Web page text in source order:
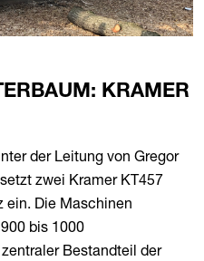
KRAMER
der Leitung von Gregor
zwei Kramer KT457
ein. Die Maschinen
bis 1000
Bestandteil der